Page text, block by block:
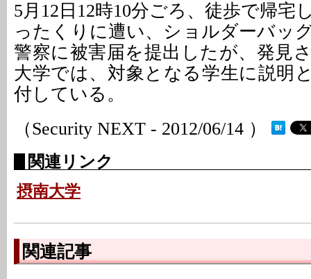
5月12日12時10分ごろ、徒歩で帰宅
ったくりに遭い、ショルダーバッ
警察に被害届を提出したが、発見
大学では、対象となる学生に説明
付している。
（Security NEXT - 2012/06/14 ）
関連リンク
摂南大学
関連記事